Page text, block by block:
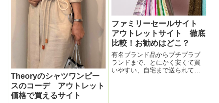
Theoryのシャツワンピー
スのコーデ アウトレット
価格で買えるサイト
ファミリーセールサイト
アウトレットサイト 徹底
比較！お勧めはどこ？
有名ブランド品からプチプラブ
ランドまで、とにかく安くて買
いやすい、自宅まで送られてく